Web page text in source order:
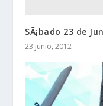
SÃ¡bado 23 de
23 junio, 2012